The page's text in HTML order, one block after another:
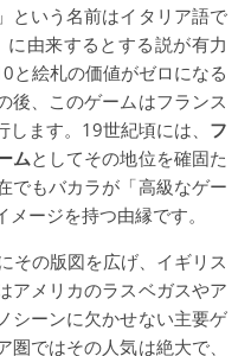
という名前はイタリア語で
に由来するとする説が有力
と絵札の価値がゼロになる
後、このゲームはフランス
ます。19世紀頃には、 フ
ムとしてその地位を確固た
でもバカラが「高級なゲー
ージを持つ由縁です。
その版図を広げ、イギリス
アメリカのラスベガスやア
シーンに欠かせない主要ゲ
ではその人気は絶大で、